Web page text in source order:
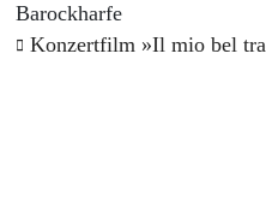
Barockharfe
Konzertfilm »Il mio bel